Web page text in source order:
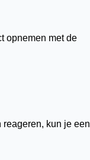
opnemen met de
kun je een